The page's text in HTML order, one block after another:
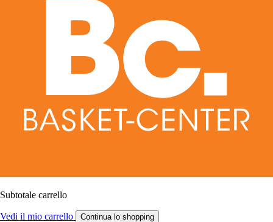
Subtotale carrello
Vedi il mio carrello Continua lo shopping